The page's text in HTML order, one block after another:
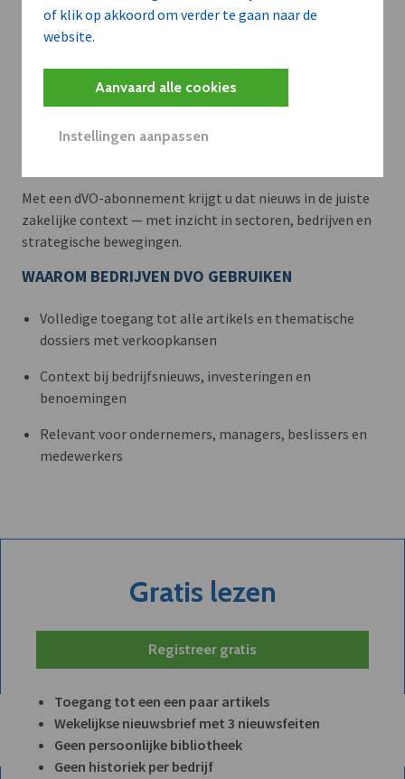
of klik op akkoord om verder te gaan naar de
website.
Aanvaard alle cookies
Instellingen aanpassen
Meer context. Dieper begrip.
Met een dVO-abonnement krijgt u dat nieuws in de juiste
zakelijke context — met inzicht in sectoren, bedrijven en
strategische bewegingen.
WAAROM BEDRIJVEN DVO GEBRUIKEN
Volledige toegang tot alle artikels en thematische
dossiers met verkoopkansen
Context bij bedrijfsnieuws, investeringen en
benoemingen
Relevant voor ondernemers, managers, beslissers en
medewerkers
Gratis lezen
Registreer gratis
Toegang tot een een paar artikels
Wekelijkse nieuwsbrief met 3 nieuwsfeiten
Geen persoonlijke bibliotheek
Geen historiek per bedrijf